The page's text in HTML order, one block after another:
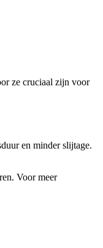
ze cruciaal zijn voor
en minder slijtage.
Voor meer